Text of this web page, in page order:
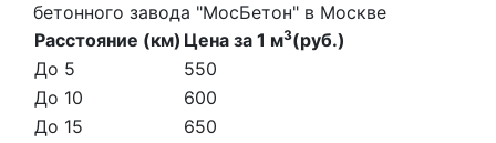
бетонного завода "МосБетон" в Москве
Расстояние (км) Цена за 1 м3(руб.)
До 5
550
До 10
600
До 15
650